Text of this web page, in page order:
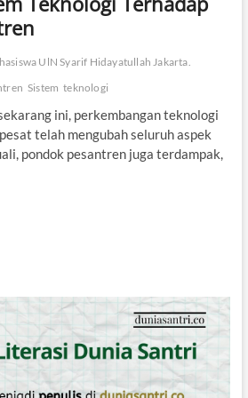
UlN Syarif Hidayatullah Jakarta.
Sistem teknologi
ini, perkembangan teknologi
telah mengubah seluruh aspek
pondok pesantren juga terdampak,